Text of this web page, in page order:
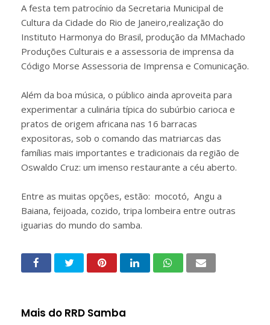
A festa tem patrocínio da Secretaria Municipal de
Cultura da Cidade do Rio de Janeiro,realização do
Instituto Harmonya do Brasil, produção da MMachado
Produções Culturais e a assessoria de imprensa da
Código Morse Assessoria de Imprensa e Comunicação.
Além da boa música, o público ainda aproveita para
experimentar a culinária típica do subúrbio carioca e
pratos de origem africana nas 16 barracas
expositoras, sob o comando das matriarcas das
famílias mais importantes e tradicionais da região de
Oswaldo Cruz: um imenso restaurante a céu aberto.
Entre as muitas opções, estão: mocotó, Angu a
Baiana, feijoada, cozido, tripa lombeira entre outras
iguarias do mundo do samba.
Mais do RRD Samba